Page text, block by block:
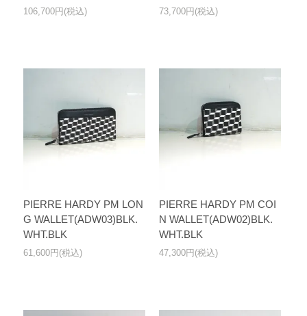
106,700円(税込) 73,700円(税込)
PIERRE HARDY PM LON
G WALLET(ADW03)BLK.
WHT.BLK
61,600円(税込)
PIERRE HARDY PM COI
N WALLET(ADW02)BLK.
WHT.BLK
47,300円(税込)